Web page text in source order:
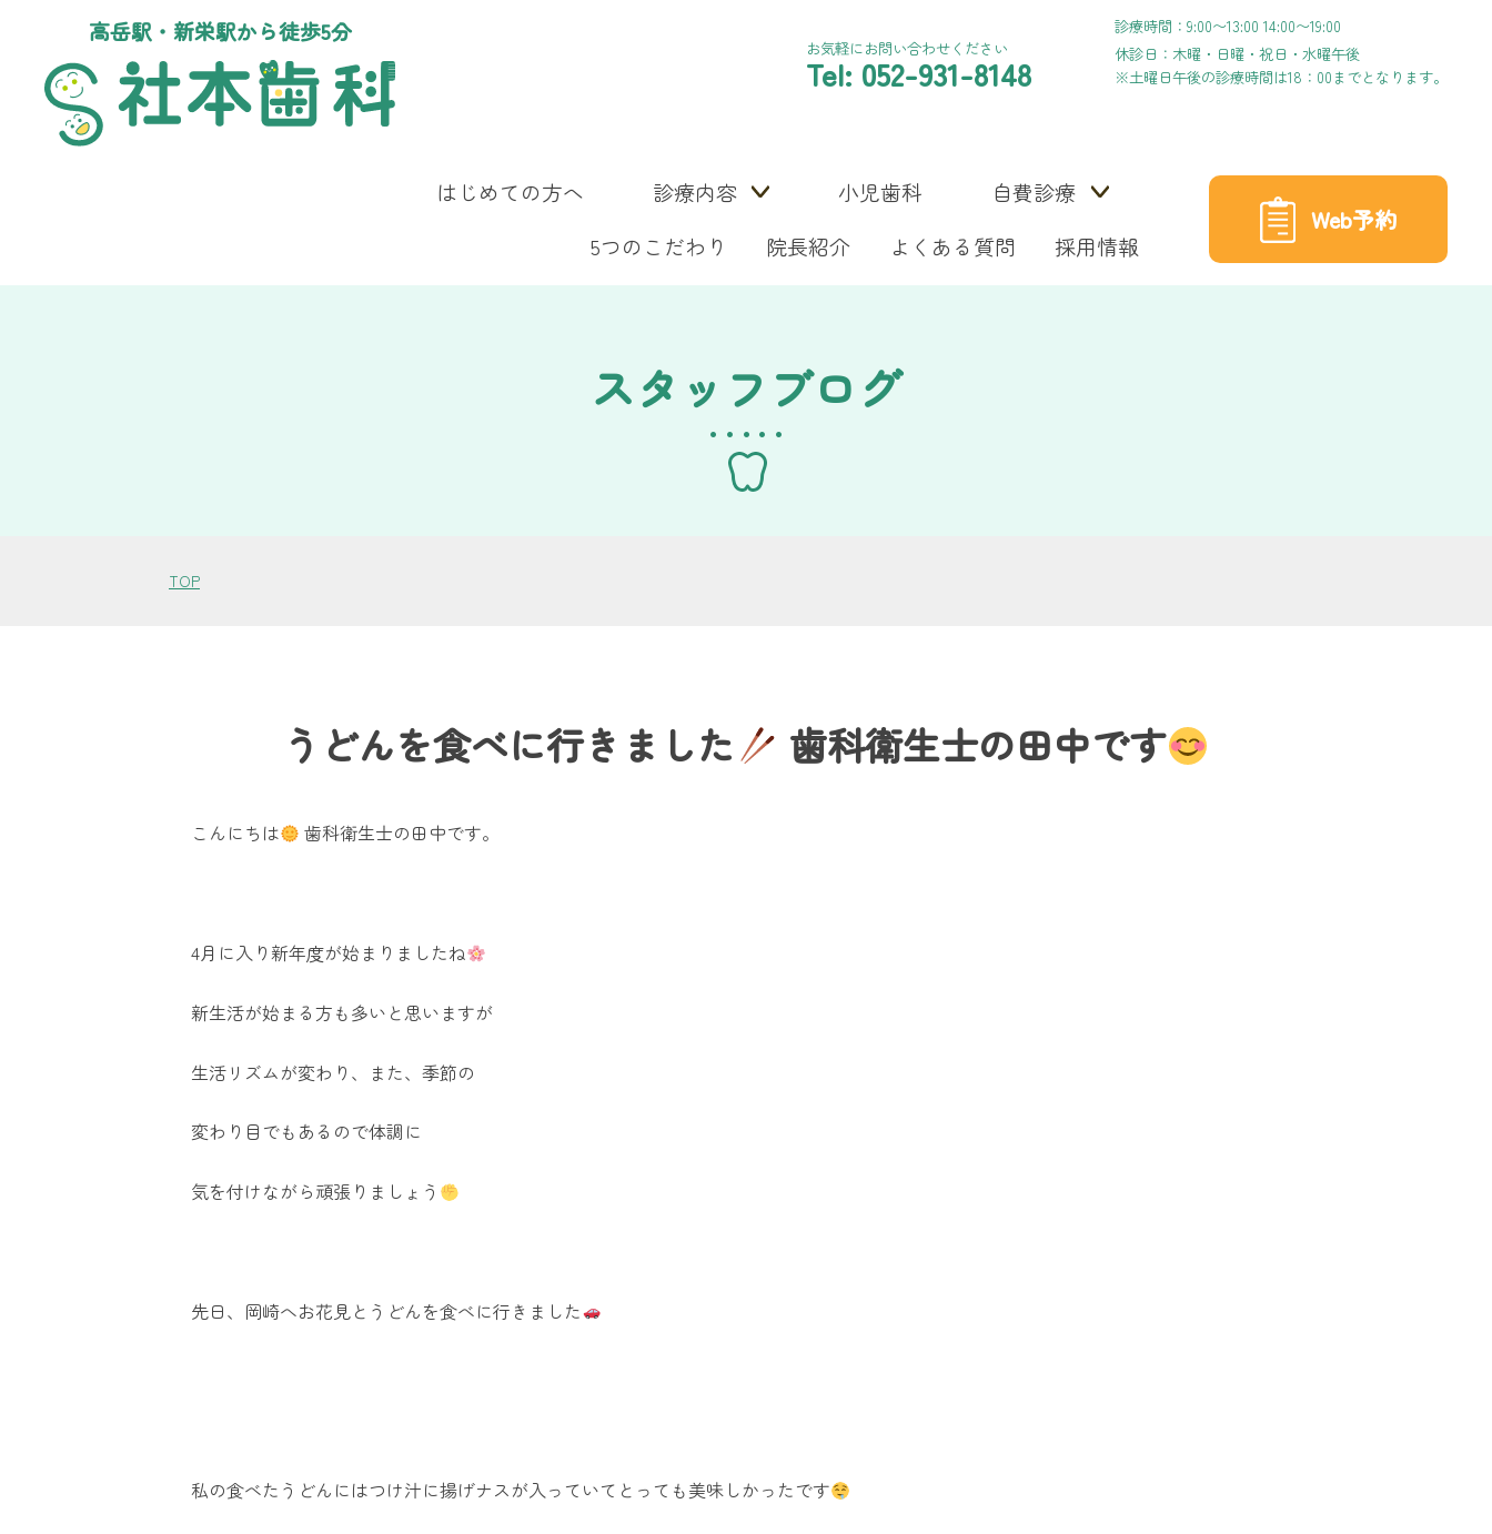
高岳駅・新栄駅から徒歩5分
お気軽にお問い合わせください
Tel: 052-931-8148
診療時間：9:00〜13:00 14:00〜19:00
休診日：木曜・日曜・祝日・水曜午後
※土曜日午後の診療時間は18：00までとなります。
Web予約
はじめての方へ 診療内容 小児歯科
自費診療
5つのこだわり
院長紹介 よくある質問 採用情報
スタッフブログ
TOP
うどんを食べに行きました 歯科衛生士の田中です
こんにちは 歯科衛生士の田中です。
4月に入り新年度が始まりましたね
新生活が始まる方も多いと思いますが
生活リズムが変わり、また、季節の
変わり目でもあるので体調に
気を付けながら頑張りましょう
先日、岡崎へお花見とうどんを食べに行きました
私の食べたうどんにはつけ汁に揚げナスが入っていてとっても美味しかったです